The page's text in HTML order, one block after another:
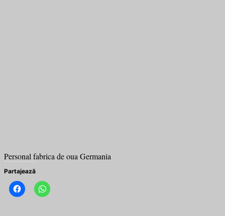
Personal fabrica de oua Germania
Partajează